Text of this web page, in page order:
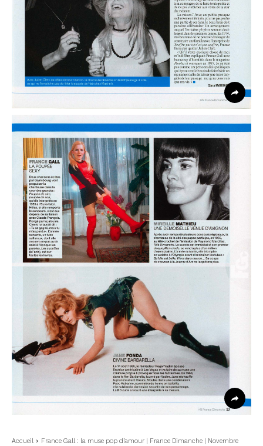
Accueil
France Gall : la muse pop d’amour | France Dimanche | Novembre